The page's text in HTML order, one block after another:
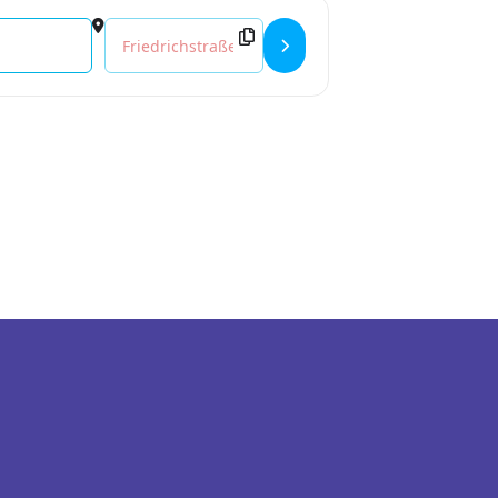
Destination Address - Ein einfacher Unfall (OmU) []